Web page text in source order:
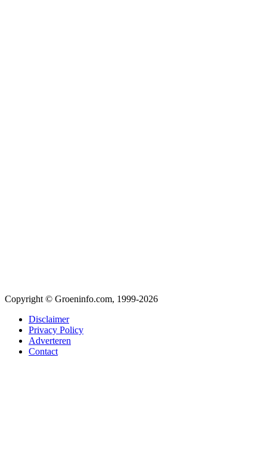
Copyright © Groeninfo.com, 1999-2026
Disclaimer
Privacy Policy
Adverteren
Contact